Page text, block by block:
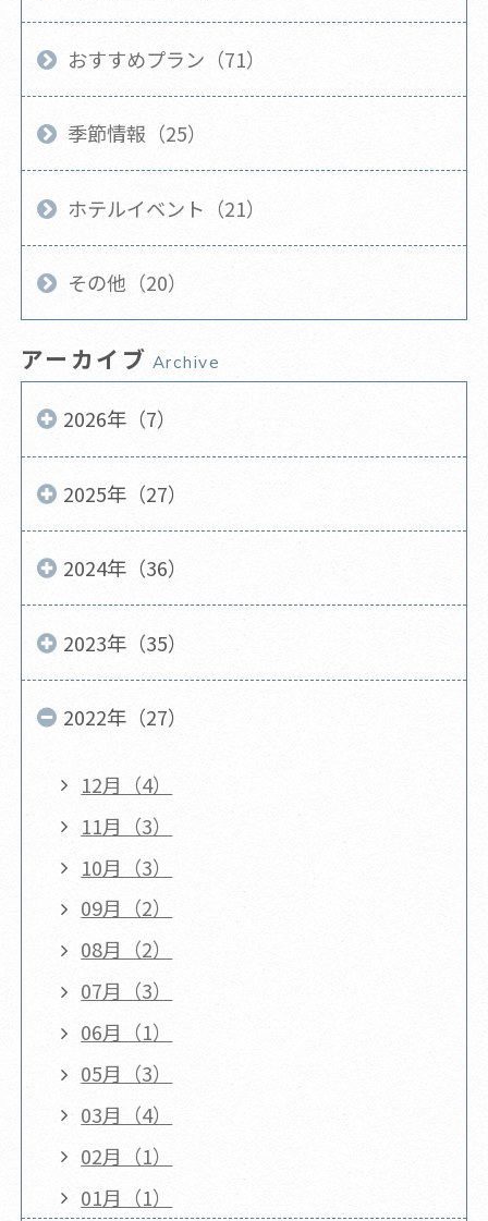
おすすめプラン（71）
季節情報（25）
ホテルイベント（21）
その他（20）
アーカイブ Archive
2026年（7）
2025年（27）
2024年（36）
2023年（35）
2022年（27）
12月（4）
11月（3）
10月（3）
09月（2）
08月（2）
07月（3）
06月（1）
05月（3）
03月（4）
02月（1）
01月（1）